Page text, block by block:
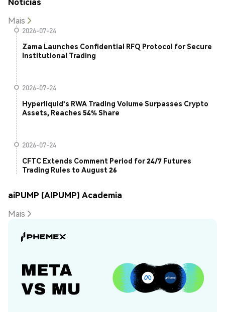
Mais
2026-07-24
Zama Launches Confidential RFQ Protocol for Secure
Institutional Trading
2026-07-24
Hyperliquid's RWA Trading Volume Surpasses Crypto
Assets, Reaches 54% Share
2026-07-24
CFTC Extends Comment Period for 24/7 Futures
Trading Rules to August 26
aiPUMP (AIPUMP) Academia
Mais